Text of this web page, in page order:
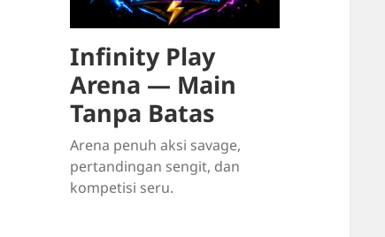
Infinity Play
Arena — Main
Tanpa Batas
Arena penuh aksi savage,
pertandingan sengit, dan
kompetisi seru.